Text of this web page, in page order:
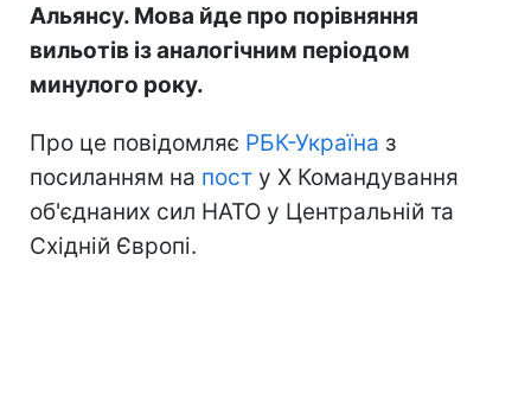
Альянсу. Мова йде про порівняння
вильотів із аналогічним періодом
минулого року.
Про це повідомляє РБК-Україна з
посиланням на пост у Х Командування
об'єднаних сил НАТО у Центральній та
Східній Європі.